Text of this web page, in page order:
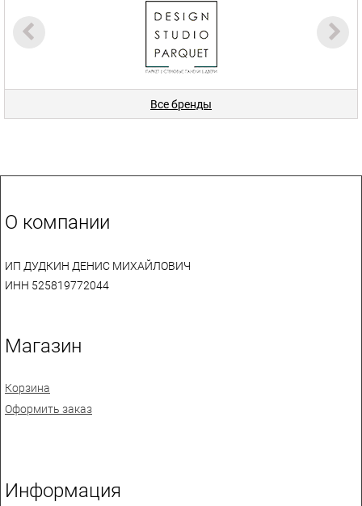
Все бренды
О компании
ИП ДУДКИН ДЕНИС МИХАЙЛОВИЧ
ИНН 525819772044
Магазин
Корзина
Оформить заказ
Информация